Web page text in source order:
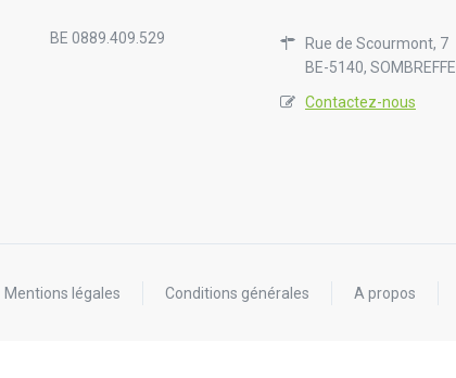
BE 0889.409.529
Rue de Scourmont, 7
BE-5140, SOMBREFFE
Contactez-nous
Mentions légales Conditions générales A propos